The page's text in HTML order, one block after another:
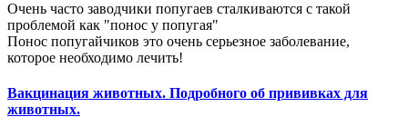
Очень часто заводчики попугаев сталкиваются с такой
проблемой как "понос у попугая"
Понос попугайчиков это очень серьезное заболевание,
которое необходимо лечить!
Вакцинация животных. Подробного об прививках для
животных.